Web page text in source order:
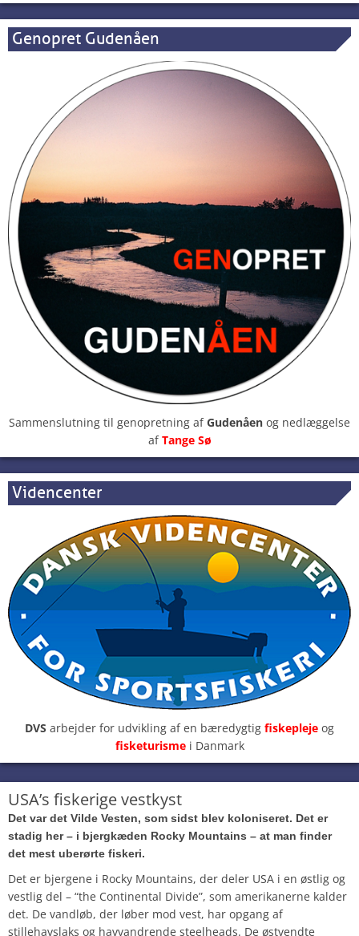
Genopret Gudenåen
Sammenslutning til genopretning afGudenåen og nedlæggelse
afTange Sø
Videncenter
DVS arbejder for udvikling af en bæredygtig fiskepleje og
fisketurisme i Danmark
USA’s fiskerige vestkyst
Det var det Vilde Vesten, som sidst blev koloniseret. Det er
stadig her – i bjergkæden Rocky Mountains – at man finder
det mest uberørte fiskeri.
Det er bjergene i Rocky Mountains, der deler USA i en østlig og
vestlig del – “the Continental Divide”, som amerikanerne kalder
det. De vandløb, der løber mod vest, har opgang af
stillehavslaks og havvandrende steelheads. De østvendte